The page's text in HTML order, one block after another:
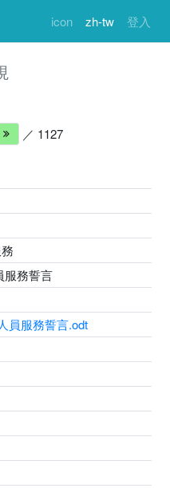
icon zh-tw 登入
／ 1127
服務誓言
員服務誓言.odt